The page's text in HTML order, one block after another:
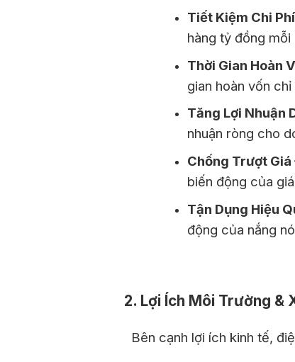
Tiết Kiệm Chi
hàng tỷ đồng mỗi
Thời Gian Hoàn
gian hoàn vốn
Tăng Lợi Nhuận
nhuận ròng cho
Chống Trượt
biến động của
Tận Dụng Hiệu
động của nắng
2. Lợi Ích Môi Trường &
Bên cạnh lợi ích kinh tế,